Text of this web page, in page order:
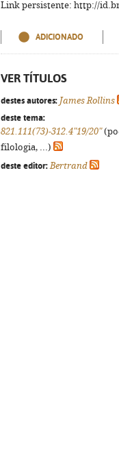
Link persistente: http://
ADICIONADO
VER TÍTULOS
destes autores: James Rollins
deste tema:
821.111(73)-312.4"19/20"
filologia, ...)
deste editor: Bertrand